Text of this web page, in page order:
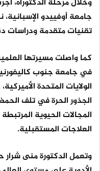
وخلال مرحلة الدكتوراه،
جامعة أوفييدو
تقنيات متقدمة ودراسات
كما واصلت مسيرتها
في جامعة جنوب
الولايات المتحدة
الجذور الحرة في تلف
المجالات الحيوية
العلاجات المستقبلية.
وتعمل الدكتورة منى